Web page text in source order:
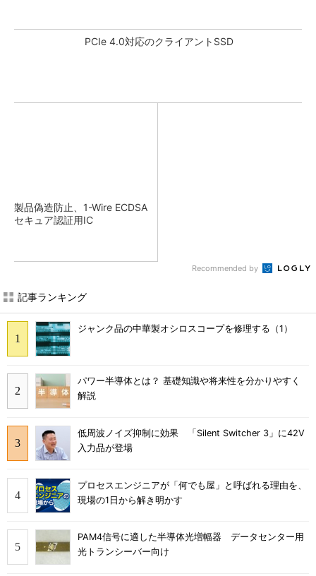
PCIe 4.0対応のクライアントSSD
製品偽造防止、1-Wire ECDSA
セキュア認証用IC
Recommended by
記事ランキング
ジャンク品の中華製オシロスコープを修理する（1）
パワー半導体とは？ 基礎知識や将来性を分かりやすく
解説
低周波ノイズ抑制に効果 「Silent Switcher 3」に42V
入力品が登場
プロセスエンジニアが「何でも屋」と呼ばれる理由を、
現場の1日から解き明かす
PAM4信号に適した半導体光増幅器 データセンター用
光トランシーバー向け